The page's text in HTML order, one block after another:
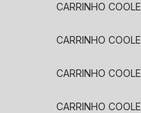
CARRINHO
CARRINHO
CARRINHO
CARRINHO